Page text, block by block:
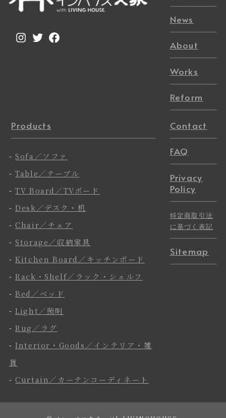
Instagram
TwitterFacebook
News
About
Works
Reform
Products
-Sofa／ソファ
-Table／テーブル
-TV Board／TVボード
-Desk／デスク・机
- Chair／チェア
-Storage／収納家具
-Kitchen Board／キッチンボード
-Rack・Shelf／ラック・シェルフ
-Bed／ベッド
-Light／照明
-Rug／ラグ
-Interior・Goods／インテリア・雑
貨
- Curtain／カーテンコーディネート
Contact
FAQ
Privacy
Policy
特定商取引法
に基づく表記
Sitemap